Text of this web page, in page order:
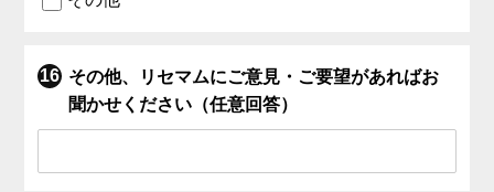
その他、リセマムにご意見・ご要望があればお
聞かせください（任意回答）